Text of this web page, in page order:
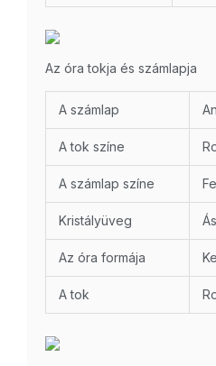
Az óra tokja és számlapja
A számlap
A tok színe
A számlap színe
Kristályüveg
Az óra formája
A tok